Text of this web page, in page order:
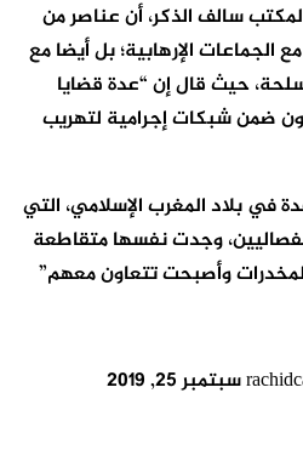
سالف الذكر، أن عناصر من
الجماعات الإرهابية؛ بل أيضا مع
حيث قال إن “عدة قضايا
ضمن شبكات إجرامية لتهريب
في بلاد المغرب الإسلامي، التي
وجدت نفسها متقاطعة
وأصبحت تتعاون معهم”
أرسل
سبتمبر 25, 2019